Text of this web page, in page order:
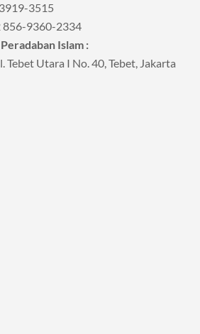
3515
856-9360-2334
Islam :
Tebet Utara I No. 40, Tebet, Jakarta